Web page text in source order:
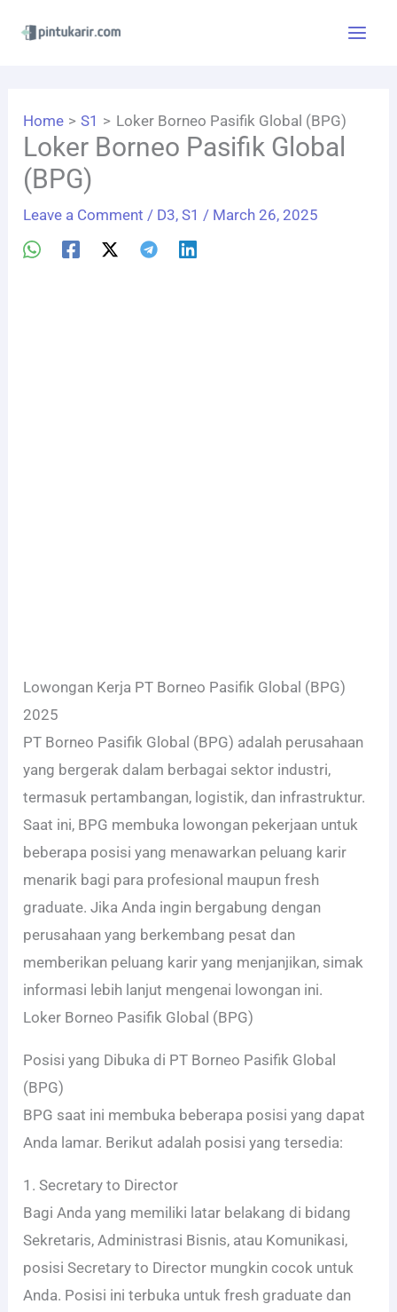
Home S1 Loker Borneo Pasifik Global (BPG)
Loker Borneo Pasifik Global
(BPG)
Leave a Comment / D3,S1 / March 26, 2025
Lowongan Kerja PT Borneo Pasifik Global (BPG)
2025
PT Borneo Pasifik Global (BPG) adalah perusahaan
yang bergerak dalam berbagai sektor industri,
termasuk pertambangan, logistik, dan infrastruktur.
Saat ini, BPG membuka lowongan pekerjaan untuk
beberapa posisi yang menawarkan peluang karir
menarik bagi para profesional maupun fresh
graduate. Jika Anda ingin bergabung dengan
perusahaan yang berkembang pesat dan
memberikan peluang karir yang menjanjikan, simak
informasi lebih lanjut mengenai lowongan ini.
Loker Borneo Pasifik Global (BPG)
Posisi yang Dibuka di PT Borneo Pasifik Global
(BPG)
BPG saat ini membuka beberapa posisi yang dapat
Anda lamar. Berikut adalah posisi yang tersedia:
1. Secretary to Director
Bagi Anda yang memiliki latar belakang di bidang
Sekretaris, Administrasi Bisnis, atau Komunikasi,
posisi Secretary to Director mungkin cocok untuk
Anda. Posisi ini terbuka untuk fresh graduate dan